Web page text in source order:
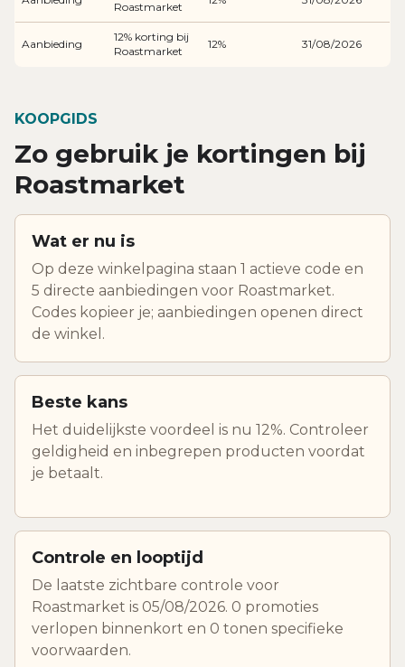
Roastmarket
Aanbieding
12% korting bij
Roastmarket
12% 31/08/2026
KOOPGIDS
Zo gebruik je kortingen bij
Roastmarket
Wat er nu is
Op deze winkelpagina staan 1 actieve code en
5 directe aanbiedingen voor Roastmarket.
Codes kopieer je; aanbiedingen openen direct
de winkel.
Beste kans
Het duidelijkste voordeel is nu 12%. Controleer
geldigheid en inbegrepen producten voordat
je betaalt.
Controle en looptijd
De laatste zichtbare controle voor
Roastmarket is 05/08/2026. 0 promoties
verlopen binnenkort en 0 tonen specifieke
voorwaarden.